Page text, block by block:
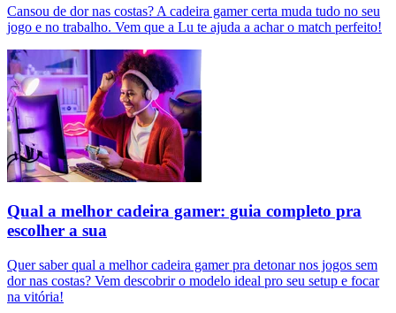
Cansou de dor nas costas? A cadeira gamer certa muda tudo no seu
jogo e no trabalho. Vem que a Lu te ajuda a achar o match perfeito!
Qual a melhor cadeira gamer: guia completo pra
escolher a sua
Quer saber qual a melhor cadeira gamer pra detonar nos jogos sem
dor nas costas? Vem descobrir o modelo ideal pro seu setup e focar
na vitória!